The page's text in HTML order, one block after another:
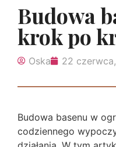
Budowa
krok po
Oska 22
Budowa basenu w
codziennego